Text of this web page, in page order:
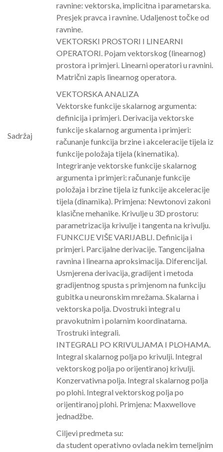
Sadržaj
ravnine: vektorska, implicitna i parametarska.
Presjek pravca i ravnine. Udaljenost točke od
ravnine.
VEKTORSKI PROSTORI I LINEARNI
OPERATORI. Pojam vektorskog (linearnog)
prostora i primjeri. Linearni operatori u ravnini.
Matrični zapis linearnog operatora.
VEKTORSKA ANALIZA
Vektorske funkcije skalarnog argumenta:
definicija i primjeri. Derivacija vektorske
funkcije skalarnog argumenta i primjeri:
računanje funkcija brzine i akceleracije tijela iz
funkcije položaja tijela (kinematika).
Integriranje vektorske funkcije skalarnog
argumenta i primjeri: računanje funkcije
položaja i brzine tijela iz funkcije akceleracije
tijela (dinamika). Primjena: Newtonovi zakoni
klasične mehanike. Krivulje u 3D prostoru:
parametrizacija krivulje i tangenta na krivulju.
FUNKCIJE VIŠE VARIJABLI. Definicija i
primjeri. Parcijalne derivacije. Tangencijalna
ravnina i linearna aproksimacija. Diferencijal.
Usmjerena derivacija, gradijent i metoda
gradijentnog spusta s primjenom na funkciju
gubitka u neuronskim mrežama. Skalarna i
vektorska polja. Dvostruki integral u
pravokutnim i polarnim koordinatama.
Trostruki integrali.
INTEGRALI PO KRIVULJAMA I PLOHAMA.
Integral skalarnog polja po krivulji. Integral
vektorskog polja po orijentiranoj krivulji.
Konzervativna polja. Integral skalarnog polja
po plohi. Integral vektorskog polja po
orijentiranoj plohi. Primjena: Maxwellove
jednadžbe.
Ciljevi predmeta su:
da student operativno ovlada nekim temeljnim